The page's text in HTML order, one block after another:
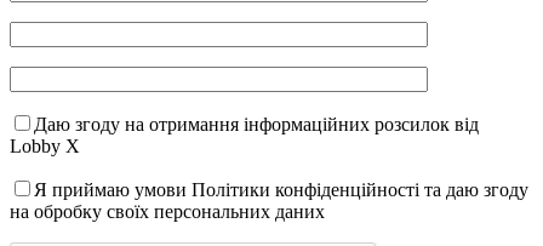
Даю згоду на отримання інформаційних розсилок від
Lobby X
Я приймаю умови Політики конфіденційності та даю згоду
на обробку своїх персональних даних